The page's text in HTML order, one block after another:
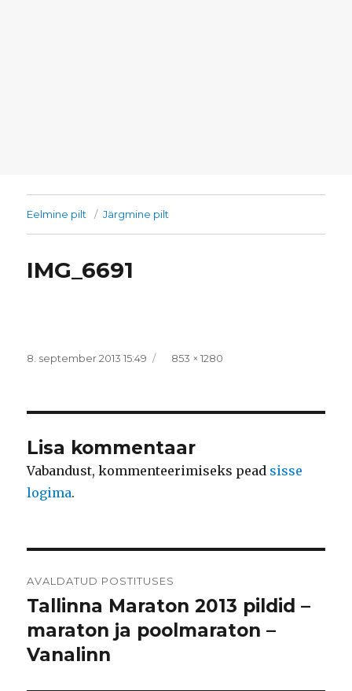
Eelmine pilt Järgmine pilt
IMG_6691
Postitatud
8. september 2013 15:49 Täissuurus
853 × 1280
Lisa kommentaar
Vabandust, kommenteerimiseks pead sisse
logima.
AVALDATUD POSTITUSES
Tallinna Maraton 2013 pildid –
maraton ja poolmaraton –
Vanalinn